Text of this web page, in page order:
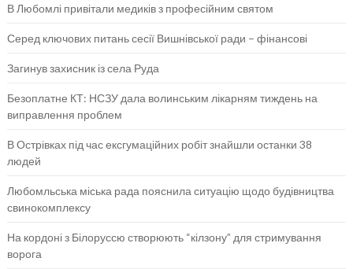
В Любомлі привітали медиків з професійним святом
Серед ключових питань сесії Вишнівської ради – фінансові
Загинув захисник із села Руда
Безоплатне КТ: НСЗУ дала волинським лікарням тиждень на
виправлення проблем
В Острівках під час ексгумаційних робіт знайшли останки 38
людей
Любомльська міська рада пояснила ситуацію щодо будівництва
свинокомплексу
На кордоні з Білоруссю створюють “кілзону” для стримування
ворога